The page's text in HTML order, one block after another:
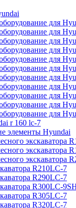
для
для
для
для
для
для
для
для
для
для
для
r 160 lc-7
элементы Hyundai
экскаватора
экскаватора
экскаватора
R210LC-7
R290LC-7
R300LC-
R305LC-7
R320LC-7